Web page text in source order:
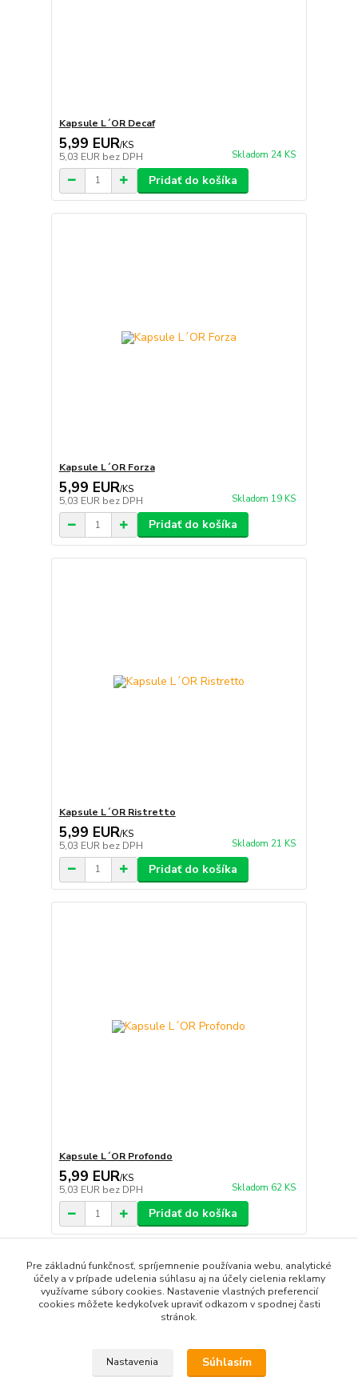
Kapsule L´OR Decaf
5,99 EUR/KS
5,03 EUR bez DPH Skladom 24 KS
Pridať do košíka
Kapsule L´OR Forza
5,99 EUR/KS
5,03 EUR bez DPH Skladom 19 KS
Pridať do košíka
Kapsule L´OR Ristretto
5,99 EUR/KS
5,03 EUR bez DPH Skladom 21 KS
Pridať do košíka
Kapsule L´OR Profondo
5,99 EUR/KS
5,03 EUR bez DPH Skladom 62 KS
Pridať do košíka
strana z 1
Upravit sběr cookies.
Pre základnú funkčnosť, spríjemnenie používania webu, analytické
účely a v prípade udelenia súhlasu aj na účely cielenia reklamy
využívame súbory cookies. Nastavenie vlastných preferencií
cookies môžete kedykoľvek upraviť odkazom v spodnej časti
stránok.
Nastavenia Súhlasím